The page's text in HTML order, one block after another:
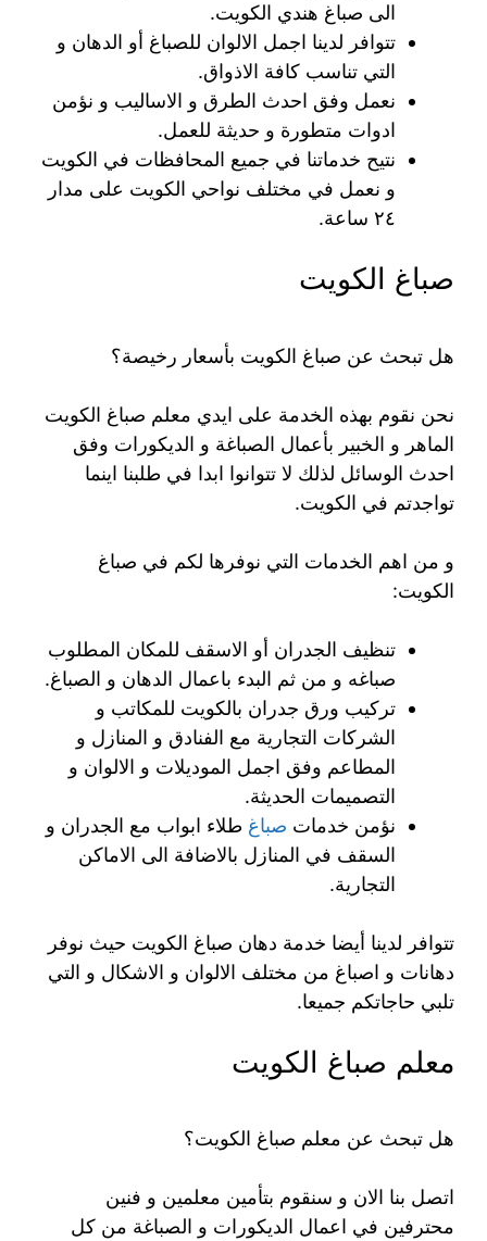
الى صباغ هندي الكويت.
تتوافر لدينا اجمل الالوان للصباغ أو الدهان و
التي تناسب كافة الاذواق.
نعمل وفق احدث الطرق و الاساليب و نؤمن
ادوات متطورة و حديثة للعمل.
نتيح خدماتنا في جميع المحافظات في الكويت
و نعمل في مختلف نواحي الكويت على مدار
٢٤ ساعة.
صباغ الكويت
هل تبحث عن صباغ الكويت بأسعار رخيصة؟
نحن نقوم بهذه الخدمة على ايدي معلم صباغ الكويت
الماهر و الخبير بأعمال الصباغة و الديكورات وفق
احدث الوسائل لذلك لا تتوانوا ابدا في طلبنا اينما
تواجدتم في الكويت.
و من اهم الخدمات التي نوفرها لكم في صباغ
الكويت:
تنظيف الجدران أو الاسقف للمكان المطلوب
صباغه و من ثم البدء باعمال الدهان و الصباغ.
تركيب ورق جدران بالكويت للمكاتب و
الشركات التجارية مع الفنادق و المنازل و
المطاعم وفق اجمل الموديلات و الالوان و
التصميمات الحديثة.
نؤمن خدمات صباغ طلاء ابواب مع الجدران و
السقف في المنازل بالاضافة الى الاماكن
التجارية.
تتوافر لدينا أيضا خدمة دهان صباغ الكويت حيث نوفر
دهانات و اصباغ من مختلف الالوان و الاشكال و التي
تلبي حاجاتكم جميعا.
معلم صباغ الكويت
هل تبحث عن معلم صباغ الكويت؟
اتصل بنا الان و سنقوم بتأمين معلمين و فنين
محترفين في اعمال الديكورات و الصباغة من كل